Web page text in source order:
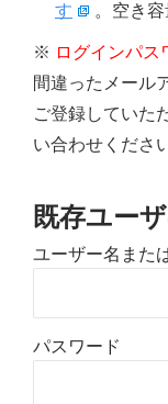
す
。空き容
※ ログインパス
間違ったメール
ご登録していた
い合わせくださ
既存ユー
ユーザー名また
パスワード